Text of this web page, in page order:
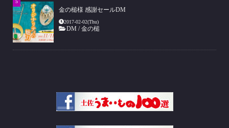
金の槌様 感謝セールDM
2017-02-02(Thu)
DM /金の槌